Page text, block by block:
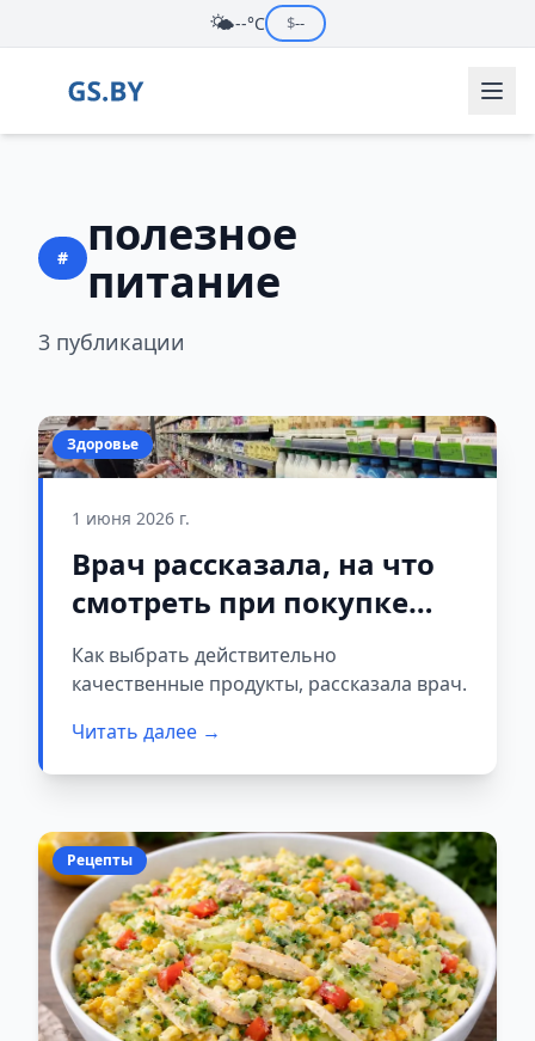
🌤️--°C $--
#
полезное
питание
3 публикации
Здоровье
1 июня 2026 г.
Врач рассказала, на что
смотреть при покупке
молока, мяса и овощей
Как выбрать действительно
качественные продукты, рассказала врач.
Читать далее →
Рецепты